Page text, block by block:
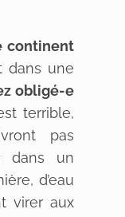
continent
dans une
obligé-e
terrible,
pas
dans un
d’eau
virer aux